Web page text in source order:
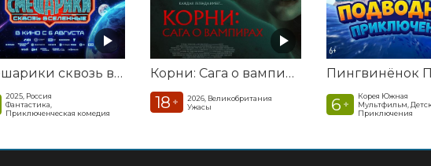
Смешарики сквозь вселенные
2025, Россия
Фантастика,
Приключенческая комедия
Корни: Сага о вампирах
18 +
2026, Великобритания
Ужасы
6 +
Корея Южная
Мультфильм,
Приключения